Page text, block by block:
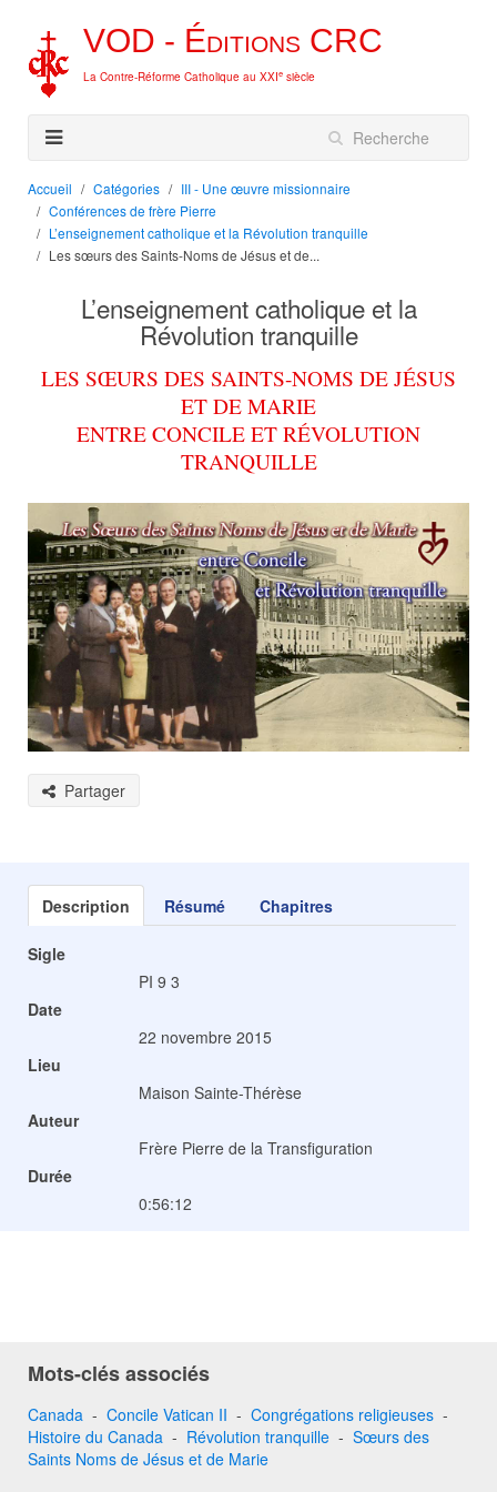
VOD - Éditions CRC
La Contre-Réforme Catholique au XXIe siècle
Accueil Catégories
III - Une œuvre missionnaire
Conférences de frère Pierre
L’enseignement catholique et la Révolution tranquille
Les sœurs des Saints-Noms de Jésus et de...
L’enseignement catholique et la
Révolution tranquille
LES SŒURS DES SAINTS-NOMS DE JÉSUS
ET DE MARIE
ENTRE CONCILE ET RÉVOLUTION
TRANQUILLE
Partager
Description Résumé Chapitres
Sigle
PI 9 3
Date
22 novembre 2015
Lieu
Maison Sainte-Thérèse
Auteur
Frère Pierre de la Transfiguration
Durée
0:56:12
Mots-clés associés
Canada - Concile Vatican II - Congrégations religieuses -
Histoire du Canada - Révolution tranquille - Sœurs des
Saints Noms de Jésus et de Marie